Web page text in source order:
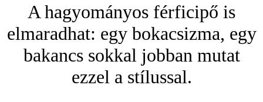
A hagyományos férficipő is
elmaradhat: egy bokacsizma, egy
bakancs sokkal jobban mutat
ezzel a stílussal.